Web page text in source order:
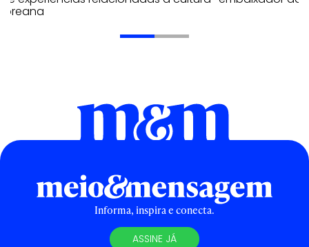
Informa, inspira e conecta.
ASSINE JÁ